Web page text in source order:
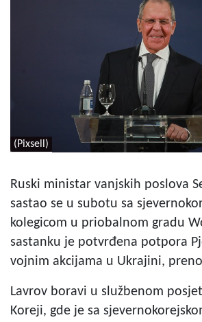
(Pixsell)
Ruski ministar vanjskih poslova
sastao se u subotu sa
kolegicom u priobalnom gradu
sastanku je potvrđena potpora
vojnim akcijama u Ukrajini,
Lavrov boravi u službenom
Koreji, gde je sa